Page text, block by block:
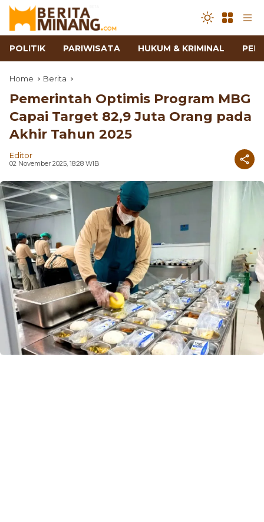
POLITIK PARIWISATA HUKUM & KRIMINAL
Home Berita
Pemerintah Optimis Program MBG
Capai Target 82,9 Juta Orang pada
Akhir Tahun 2025
Editor
02 November 2025, 18:28 WIB